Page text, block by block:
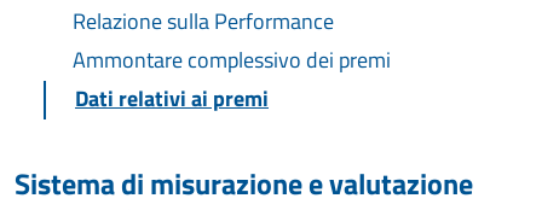
Relazione sulla Performance
Ammontare complessivo dei premi
Dati relativi ai premi
Sistema di misurazione e valutazione